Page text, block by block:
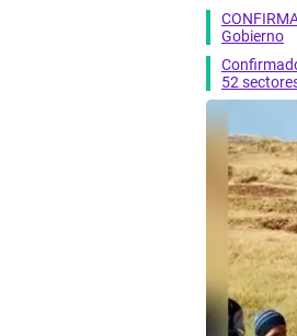
Gobierno
52